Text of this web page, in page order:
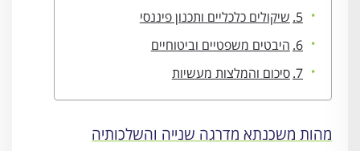
שיקולים כלכליים ותכנון פיננסי
היבטים משפטיים וביטוחיים
סיכום והמלצות מעשיות
מהות משכנתא מדרגה שנייה והשלכותיה